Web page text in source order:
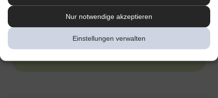
Nur notwendige akzeptieren
Einstellungen verwalten
AHD.
31.12.2026. Mindestbestellwert: 50,00 €. Gültig auf das
gesamte Sortiment, ausgeschlossen rezeptpflichtige Produkte.